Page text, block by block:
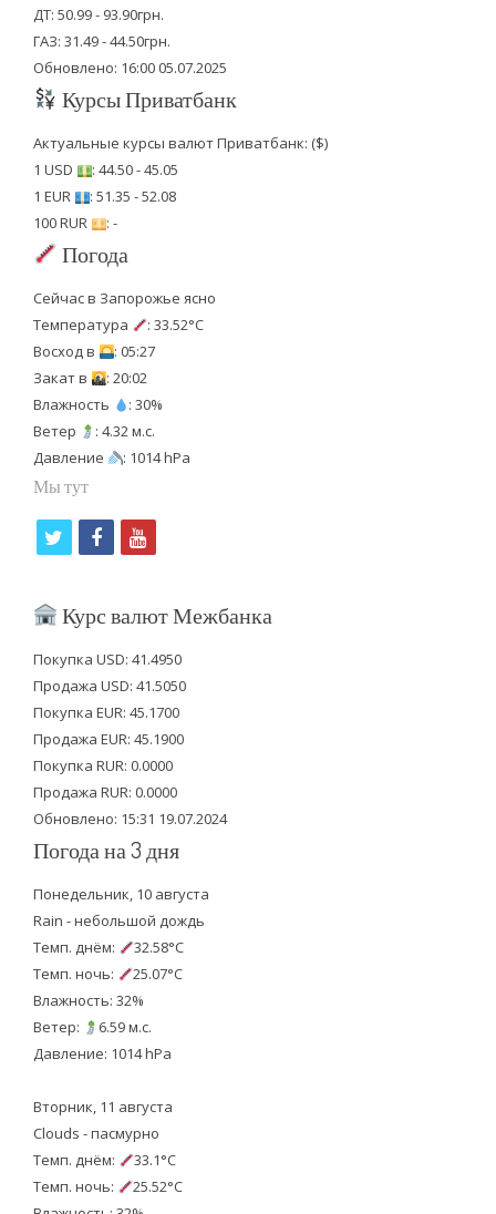
ДТ: 50.99 - 93.90грн.
ГАЗ: 31.49 - 44.50грн.
Обновлено: 16:00 05.07.2025
Курсы Приватбанк
Актуальные курсы валют Приватбанк: ($)
1 USD
: 44.50 - 45.05
1 EUR
: 51.35 - 52.08
100 RUR
: -
Погода
Сейчас в Запорожье ясно
Температура
: 33.52°C
Восход в
: 05:27
Закат в
: 20:02
Влажность
: 30%
Ветер
: 4.32 м.с.
Давление
: 1014 hPa
Мы тут
i
t
e
r
f
c
b
o
o
k
y
u
u
b
e
Курс валют Межбанка
Покупка USD: 41.4950
Продажа USD: 41.5050
Покупка EUR: 45.1700
Продажа EUR: 45.1900
Покупка RUR: 0.0000
Продажа RUR: 0.0000
Обновлено: 15:31 19.07.2024
Погода на 3 дня
Понедельник, 10 августа
Rain - небольшой дождь
Темп. днём:
32.58°C
Темп. ночь:
25.07°C
Влажность: 32%
Ветер:
6.59 м.с.
Давление: 1014 hPa
Вторник, 11 августа
Clouds - пасмурно
Темп. днём:
33.1°C
Темп. ночь:
25.52°C